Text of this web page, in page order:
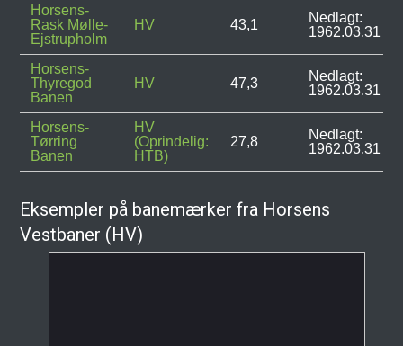
Horsens-
Rask Mølle-
Ejstrupholm
HV 43,1
Nedlagt:
1962.03.31
Horsens-
Thyregod
Banen
HV 47,3
Nedlagt:
1962.03.31
Horsens-
Tørring
Banen
HV
(Oprindelig:
HTB)
27,8
Nedlagt:
1962.03.31
Eksempler på banemærker fra Horsens
Vestbaner (HV)